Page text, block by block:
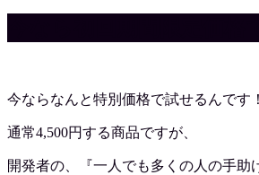
今ならなんと特別価格で試せるんです！
通常4,500円する商品ですが、
開発者の、『一人でも多くの人の手助